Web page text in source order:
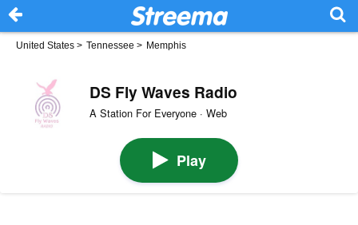
United States > Tennessee > Memphis
DS Fly Waves Radio
A Station For Everyone · Web
Play